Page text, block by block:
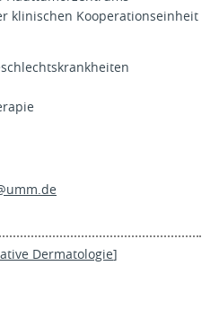
klinischen Kooperationseinheit
Dermatologie]